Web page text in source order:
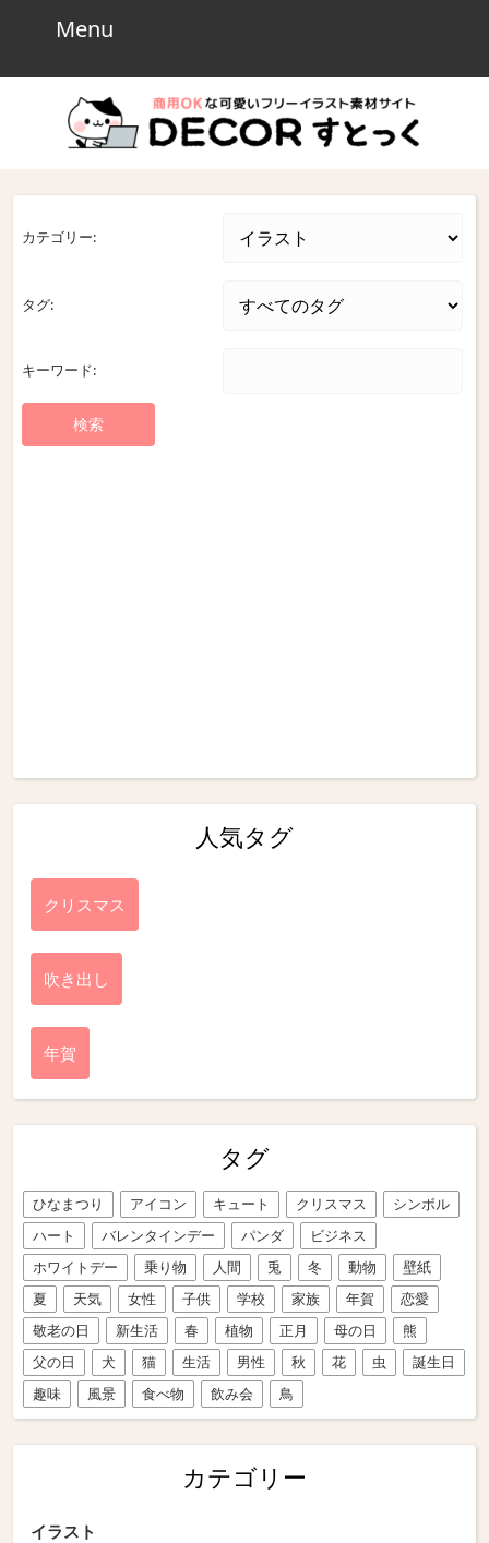
Menu
カテゴリー:
タグ:
キーワード:
人気タグ
クリスマス
吹き出し
年賀
タグ
ひなまつり アイコン キュート クリスマス
シンボル
ハート
バレンタインデー パンダ
ビジネス
ホワイトデー
乗り物 人間 兎 冬 動物
壁紙
夏
天気 女性 子供 学校 家族 年賀
恋愛
敬老の日
新生活 春 植物 正月 母の日
熊
父の日
犬 猫 生活 男性 秋 花 虫
誕生日
趣味
風景 食べ物 飲み会 鳥
カテゴリー
イラスト